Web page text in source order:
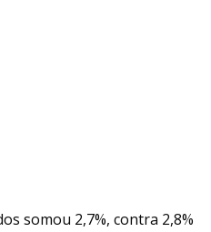
somou 2,7%, contra 2,8%